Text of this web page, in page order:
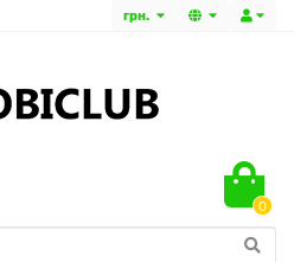
грн.
0